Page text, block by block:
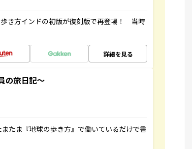
き方インドの初版が復刻版で再登場！ 当時
詳細を見る
の旅日記～
たま『地球の歩き方』で働いているだけで書